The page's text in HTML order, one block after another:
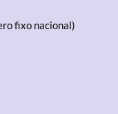
fixo nacional)